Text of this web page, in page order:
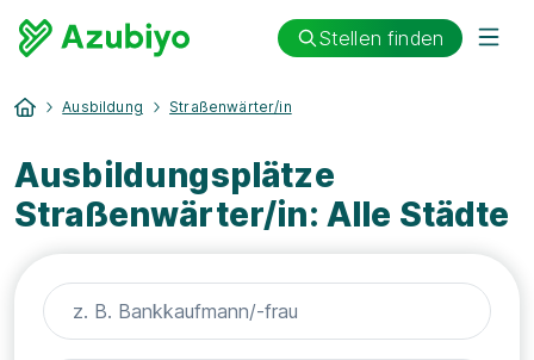
Stellen finden
Ausbildung Straßenwärter/in
Ausbildungsplätze
Straßenwärter/in: Alle Städte